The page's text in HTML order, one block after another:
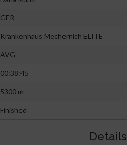
GER
Krankenhaus Mechernich ELITE
AVG
00:38:45
5300 m
Finished
Details